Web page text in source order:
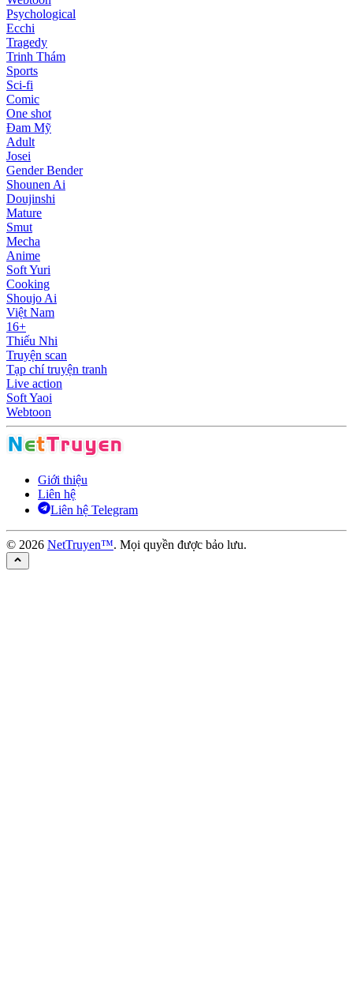
Psychological
Ecchi
Tragedy
Trinh Thám
Sports
Sci-fi
Comic
One shot
Đam Mỹ
Adult
Josei
Gender Bender
Shounen Ai
Doujinshi
Mature
Smut
Mecha
Anime
Soft Yuri
Cooking
Shoujo Ai
Việt Nam
16+
Thiếu Nhi
Truyện scan
Tạp chí truyện tranh
Live action
Soft Yaoi
Webtoon
Giới thiệu
Liên hệ
Liên hệ Telegram
© 2026 NetTruyen™. Mọi quyền được bảo lưu.